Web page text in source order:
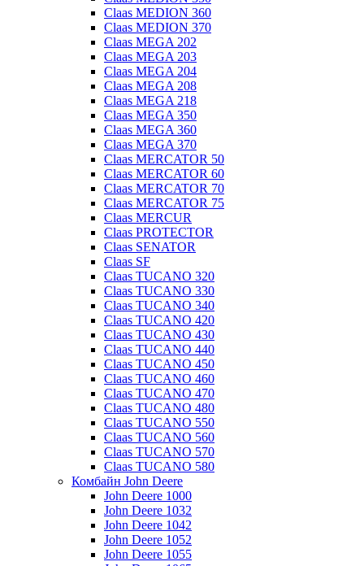
Claas MEDION 360
Claas MEDION 370
Claas MEGA 202
Claas MEGA 203
Claas MEGA 204
Claas MEGA 208
Claas MEGA 218
Claas MEGA 350
Claas MEGA 360
Claas MEGA 370
Claas MERCATOR 50
Claas MERCATOR 60
Claas MERCATOR 70
Claas MERCATOR 75
Claas MERCUR
Claas PROTECTOR
Claas SENATOR
Claas SF
Claas TUCANO 320
Claas TUCANO 330
Claas TUCANO 340
Claas TUCANO 420
Claas TUCANO 430
Claas TUCANO 440
Claas TUCANO 450
Claas TUCANO 460
Claas TUCANO 470
Claas TUCANO 480
Claas TUCANO 550
Claas TUCANO 560
Claas TUCANO 570
Claas TUCANO 580
Комбайн John Deere
John Deere 1000
John Deere 1032
John Deere 1042
John Deere 1052
John Deere 1055